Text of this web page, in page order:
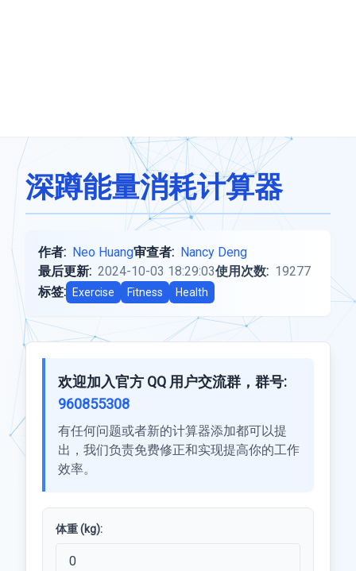
深蹲能量消耗计算器
作者: Neo Huang审查者: Nancy Deng
最后更新: 2024-10-03 18:29:03使用次数: 19277
标签:
Exercise Fitness Health
欢迎加入官方 QQ 用户交流群，群号:
960855308
有任何问题或者新的计算器添加都可以提
出，我们负责免费修正和实现提高你的工作
效率。
体重 (kg):